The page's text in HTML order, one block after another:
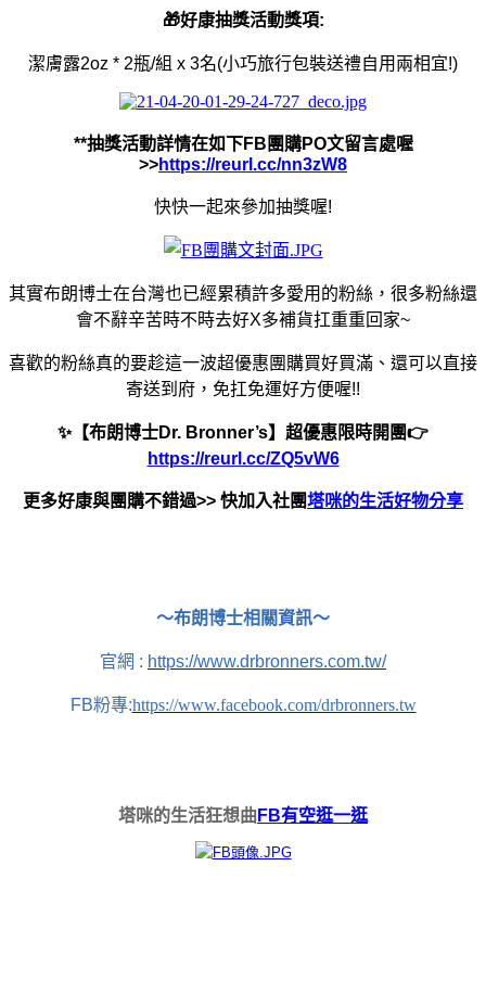
🎁好康抽獎活動獎項:
潔膚露2oz * 2瓶/組 x 3名(小巧旅行包裝送禮自用兩相宜!)
**抽獎活動詳情在如下FB團購PO文留言處喔
>>https://reurl.cc/nn3zW8
快快一起來參加抽獎喔!
其實布朗博士在台灣也已經累積許多愛用的粉絲，很多粉絲還
會不辭辛苦時不時去好X多補貨扛重重回家~
喜歡的粉絲真的要趁這一波超優惠團購買好買滿、還可以直接
寄送到府，免扛免運好方便喔!!
✨【布朗博士Dr. Bronner’s】超優惠限時開團👉
https://reurl.cc/ZQ5vW6
更多好康與團購不錯過>> 快加入社團塔咪的生活好物分享
～布朗博士相關資訊～
官網 : https://www.drbronners.com.tw/
FB粉專:https://www.facebook.com/drbronners.tw
塔咪的生活狂想曲FB有空逛一逛